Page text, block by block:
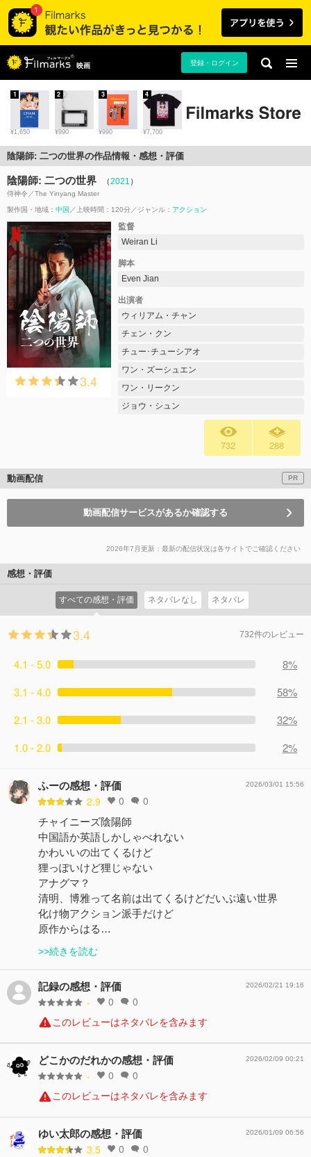
映画 登録・ログイン
¥1,650
1
¥990
2
¥990
3
¥7,700
4
陰陽師: 二つの世界の作品情報・感想・評価
陰陽師: 二つの世界 （2021 ）
侍神令／The Yinyang Master
製作国・地域： 中国 上映時間：120分 ジャンル： アクション
3.4
監督
Weiran Li
脚本
Even Jian
出演者
ウィリアム・チャン
チェン・クン
チュー･チューシアオ
ワン・ズーシュエン
ワン・リークン
ジョウ・シュン
732 288
動画配信 PR
動画配信サービスがあるか確認する
2026年7月更新：最新の配信状況は各サイトでご確認ください
感想・評価
すべての感想・評価 ネタバレなし ネタバレ
3.4 732件のレビュー
4.1 - 5.0
8%
3.1 - 4.0
58%
2.1 - 3.0
32%
1.0 - 2.0
2%
ふーの感想・評価
2.9 0 0
2026/03/01 15:56
チャイニーズ陰陽師
中国語か英語しかしゃべれない
かわいいの出てくるけど
狸っぽいけど狸じゃない
アナグマ？
清明、博雅って名前は出てくるけどだいぶ遠い世界
化け物アクション派手だけど
原作からはる…
>>続きを読む
記録の感想・評価
- 0 0
2026/02/21 19:16
このレビューはネタバレを含みます
どこかのだれかの感想・評価
- 0 0
2026/02/09 00:21
このレビューはネタバレを含みます
ゆい太郎の感想・評価
3.5 0 0
2026/01/09 06:56